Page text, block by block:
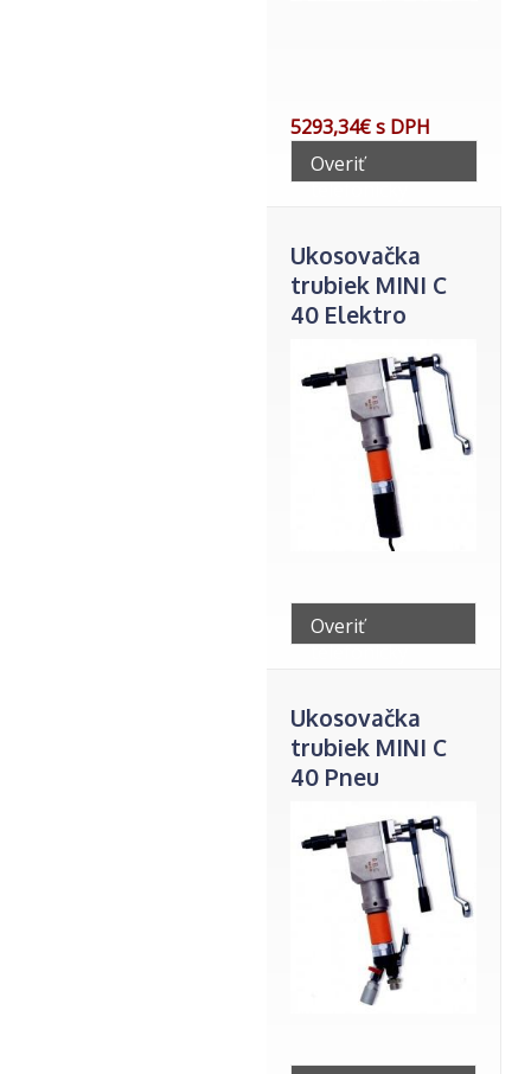
5293,34€ s DPH
Overiť
telefonicky
Ukosovačka
trubiek MINI C
40 Elektro
Overiť
telefonicky
Ukosovačka
trubiek MINI C
40 Pneu